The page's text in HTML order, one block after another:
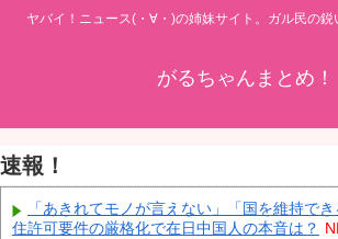
ヤバイ！ニュース(・∀・)の姉妹サイト。ガル民の鋭
がるちゃんまとめ！
速報！
「あきれてモノが言えない」「国を維持で
住許可要件の厳格化で在日中国人の本音は？